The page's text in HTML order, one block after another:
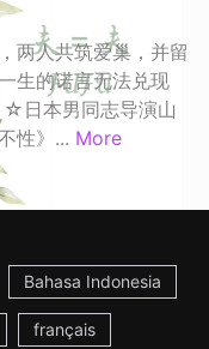
两人共筑爱巢，并留
生的诺言无法兑现
☆日本男同志导演山
性》... More
Bahasa Indonesia
français